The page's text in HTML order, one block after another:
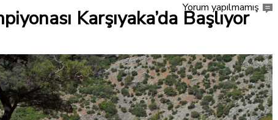
Yorum yapılmamış
Karşıyaka’da Başlıyor